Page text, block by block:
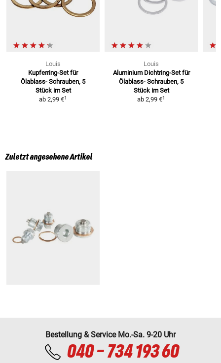
Louis
Kupferring-Set für
Ölablass- Schrauben, 5
Stück im Set
ab 2,99 €1
Louis
Aluminium Dichtring-Set für
Ölablass- Schrauben, 5
Stück im Set
ab 2,99 €1
Zuletzt angesehene Artikel
Bestellung & Service Mo.-Sa. 9-20 Uhr
040 - 734 193 60